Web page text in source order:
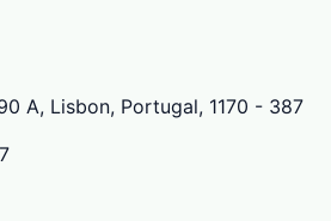
A, Lisbon, Portugal, 1170 - 387